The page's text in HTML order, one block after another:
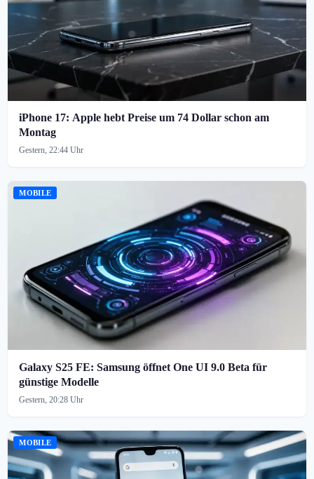
iPhone 17: Apple hebt Preise um 74 Dollar schon am
Montag
Gestern, 22:44 Uhr
MOBILE
Galaxy S25 FE: Samsung öffnet One UI 9.0 Beta für
günstige Modelle
Gestern, 20:28 Uhr
MOBILE